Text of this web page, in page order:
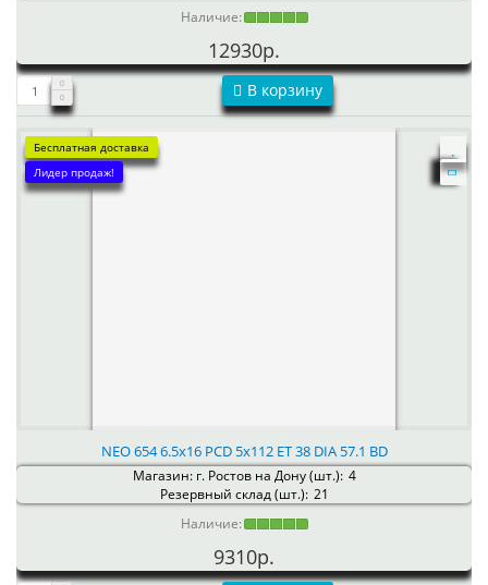
Наличие:
12930р.
В корзину
Бесплатная доставка
Лидер продаж!
NEO 654 6.5x16 PCD 5x112 ET 38 DIA 57.1 BD
Магазин: г. Ростов на Дону (шт.): 4
Резервный склад (шт.): 21
Наличие:
9310р.